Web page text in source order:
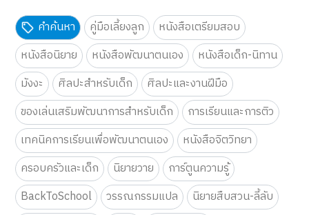
คำค้นหา คู่มือเลี้ยงลูก
หนังสือเตรียมสอบ
หนังสือนิยาย
หนังสือพัฒนาตนเอง
หนังสือเด็ก-นิทาน
มังงะ
ศิลปะสำหรับเด็ก
ศิลปะและงานฝีมือ
ของเล่นเสริมพัฒนาการสำหรับเด็ก
การเรียนและการติว
เทคนิคการเรียนเพื่อพัฒนาตนเอง
หนังสือจิตวิทยา
ครอบครัวและเด็ก
นิยายวาย
การ์ตูนความรู้
BackToSchool
วรรณกรรมแปล
นิยายสืบสวน-ลี้ลับ